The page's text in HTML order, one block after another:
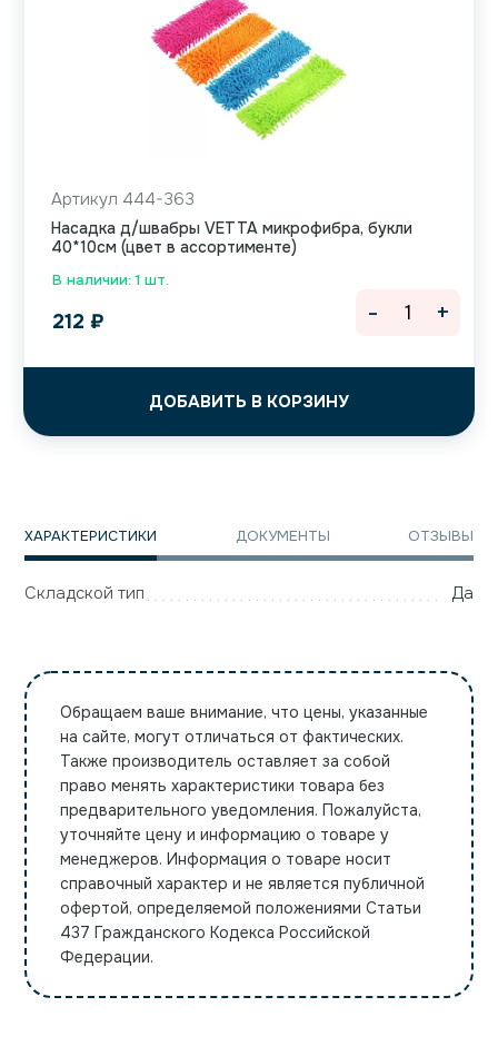
В наличии: 1 шт.
Артикул 444-363
Насадка д/швабры VETTA микрофибра, букли
40*10см (цвет в ассортименте)
212 ₽
ДОБАВИТЬ В КОРЗИНУ
- +
ХАРАКТЕРИСТИКИ ДОКУМЕНТЫ ОТЗЫВЫ
Складской тип Да
Обращаем ваше внимание, что цены, указанные
на сайте, могут отличаться от фактических.
Также производитель оставляет за собой
право менять характеристики товара без
предварительного уведомления. Пожалуйста,
уточняйте цену и информацию о товаре у
менеджеров. Информация о товаре носит
справочный характер и не является публичной
офертой, определяемой положениями Статьи
437 Гражданского Кодекса Российской
Федерации.